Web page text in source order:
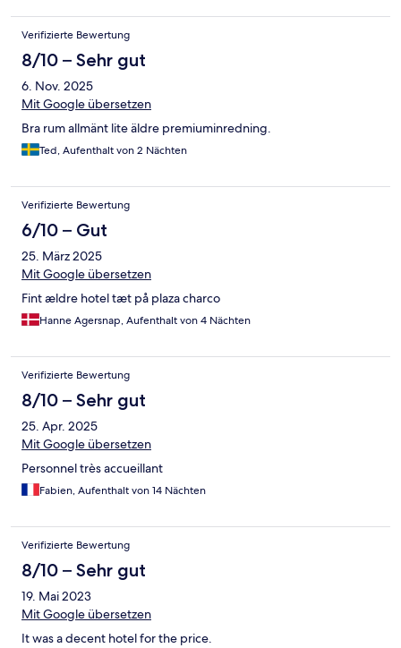
Verifizierte Bewertung
8/10 – Sehr gut
6. Nov. 2025
Mit Google übersetzen
Bra rum allmänt lite äldre premiuminredning.
Ted, Aufenthalt von 2 Nächten
Verifizierte Bewertung
6/10 – Gut
25. März 2025
Mit Google übersetzen
Fint ældre hotel tæt på plaza charco
Hanne Agersnap, Aufenthalt von 4 Nächten
Verifizierte Bewertung
8/10 – Sehr gut
25. Apr. 2025
Mit Google übersetzen
Personnel très accueillant
Fabien, Aufenthalt von 14 Nächten
Verifizierte Bewertung
8/10 – Sehr gut
19. Mai 2023
Mit Google übersetzen
It was a decent hotel for the price.